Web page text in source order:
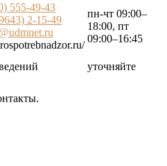
555-49-43
2-15-49
пн-чт 09:00–
18:00, пт
09:00–16:45
уточняйте